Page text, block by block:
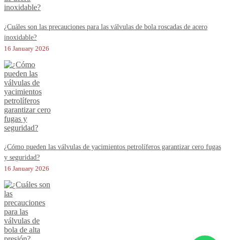
¿Cuáles son las precauciones para las válvulas de bola roscadas de acero
inoxidable?
16 January 2026
¿Cómo pueden las válvulas de yacimientos petrolíferos garantizar cero fugas
y seguridad?
16 January 2026